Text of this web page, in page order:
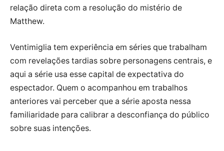
relação direta com a resolução do mistério de
Matthew.
Ventimiglia tem experiência em séries que trabalham
com revelações tardias sobre personagens centrais, e
aqui a série usa esse capital de expectativa do
espectador. Quem o acompanhou em trabalhos
anteriores vai perceber que a série aposta nessa
familiaridade para calibrar a desconfiança do público
sobre suas intenções.